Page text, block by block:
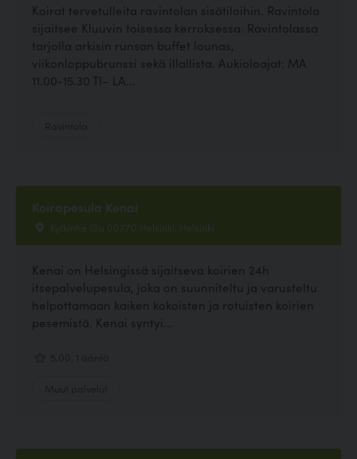
Koirat tervetulleita ravintolan sisätiloihin. Ravintola
sijaitsee Kluuvin toisessa kerroksessa. Ravintolassa
tarjolla arkisin runsan buffet lounas,
viikonloppubrunssi sekä illallista. Aukioloajat: MA
11.00-15.30 TI– LA...
Koirapesula Kenai
Kytkintie 13a 00770 Helsinki, Helsinki
Kenai on Helsingissä sijaitseva koirien 24h
itsepalvelupesula, joka on suunniteltu ja varusteltu
helpottamaan kaiken kokoisten ja rotuisten koirien
pesemistä. Kenai syntyi...